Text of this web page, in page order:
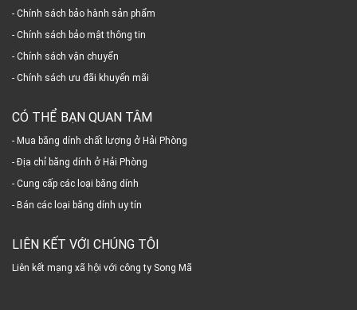
- Chính sách bảo hành sản phẩm
- Chính sách bảo mật thông tin
- Chính sách vận chuyển
- Chính sách ưu đãi khuyến mãi
CÓ THỂ BẠN QUAN TÂM
- Mua băng dính chất lượng ở Hải Phòng
- Địa chỉ băng dính ở Hải Phòng
- Cung cấp các loại băng dính
- Bán các loại băng dính uy tín
LIÊN KẾT VỚI CHÚNG TÔI
Liên kết mạng xã hội với công ty Song Mã